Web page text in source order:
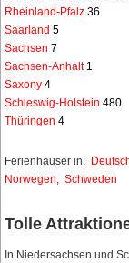
Rheinland-Pfalz 36
Saarland 5
Sachsen 7
Sachsen-Anhalt 1
Saxony 4
Schleswig-Holstein 480
Thüringen 4
Ferienhäuser in:
Norwegen, Schweden
Tolle
In Niedersachsen und